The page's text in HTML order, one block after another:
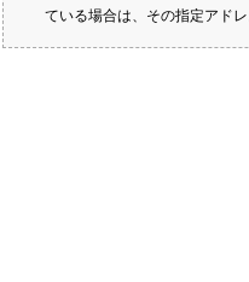
ている場合は、その指定アドレ